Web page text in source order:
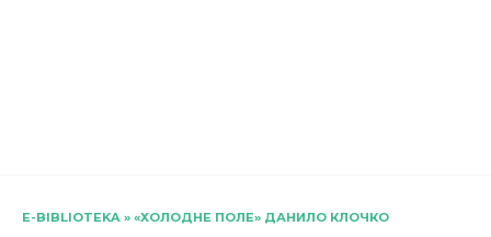
E-BIBLIOTEKA » «ХОЛОДНЕ ПОЛЕ» ДАНИЛО КЛОЧКО